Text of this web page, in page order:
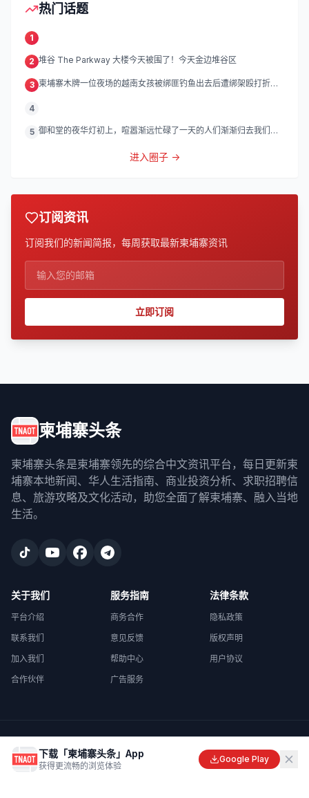
热门话题
1
2 堆谷 The Parkway 大楼今天被围了！今天金边堆谷区
3 柬埔寨木牌一位夜场的越南女孩被绑匪钓鱼出去后遭绑架殴打折
4
5 御和堂的夜华灯初上，喧嚣渐远忙碌了一天的人们渐渐归去我们的
进入圈子 →
订阅资讯
订阅我们的新闻简报，每周获取最新柬埔寨资讯
立即订阅
柬埔寨头条
柬埔寨头条是柬埔寨领先的综合中文资讯平台，每日更新柬
埔寨本地新闻、华人生活指南、商业投资分析、求职招聘信
息、旅游攻略及文化活动，助您全面了解柬埔寨、融入当地
生活。
关于我们
平台介绍
联系我们
加入我们
合作伙伴
服务指南
商务合作
意见反馈
帮助中心
广告服务
法律条款
隐私政策
版权声明
用户协议
Made with
in Cambodia
下载「柬埔寨头条」App
获得更流畅的浏览体验
Google Play